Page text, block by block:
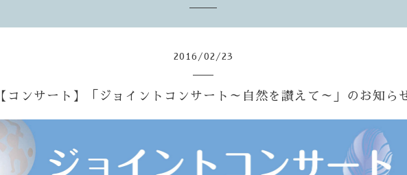
2016 /02 /23
【コンサート】「ジョイントコンサート～自然を讃えて～」のお知ら